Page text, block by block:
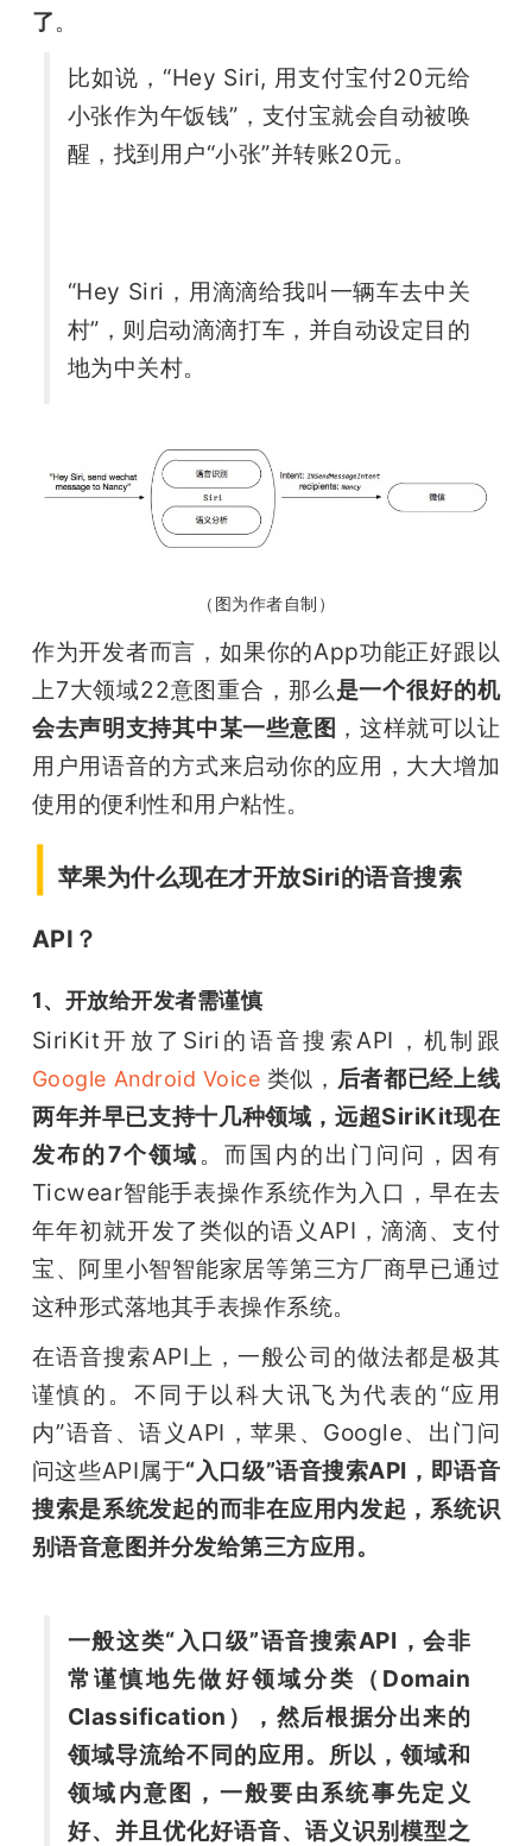
了。
比如说，“Hey Siri, 用支付宝付20元给
小张作为午饭钱”，支付宝就会自动被唤
醒，找到用户“小张”并转账20元。
“Hey Siri，用滴滴给我叫一辆车去中关
村”，则启动滴滴打车，并自动设定目的
地为中关村。
（图为作者自制）
作为开发者而言，如果你的App功能正好跟以
上7大领域22意图重合，那么是一个很好的机
会去声明支持其中某一些意图 ，这样就可以让
用户用语音的方式来启动你的应用，大大增加
使用的便利性和用户粘性。
苹果为什么现在才开放Siri的语音搜索
API？
1、开放给开发者需谨慎
SiriKit开放了Siri的语音搜索API，机制跟
Google Android Voice 类似， 后者都已经上线
两年并早已支持十几种领域，远超SiriKit现在
发布的7个领域 。而国内的出门问问，因有
Ticwear智能手表操作系统作为入口，早在去
年年初就开发了类似的语义API，滴滴、支付
宝、阿里小智智能家居等第三方厂商早已通过
这种形式落地其手表操作系统。
在语音搜索API上，一般公司的做法都是极其
谨慎的。不同于以科大讯飞为代表的“应用
内”语音、语义API，苹果、Google、出门问
问这些API属于“入口级”语音搜索API，即语音
搜索是系统发起的而非在应用内发起，系统识
别语音意图并分发给第三方应用。
一般这类“入口级”语音搜索API，会非
常谨慎地先做好领域分类（Domain
Classification），然后根据分出来的
领域导流给不同的应用。 所以，领域和
领域内意图，一般要由系统事先定义
好、并且优化好语音、语义识别模型之